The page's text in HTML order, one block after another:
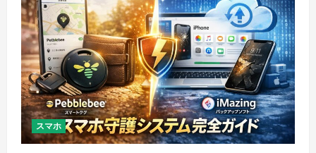
スマホ